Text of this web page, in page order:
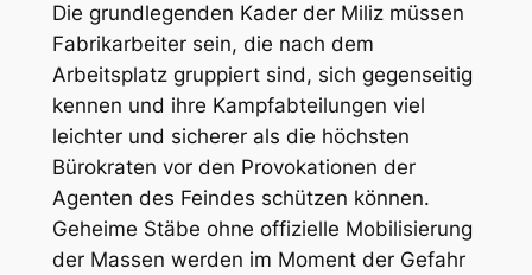
Die grundlegenden Kader der Miliz müssen
Fabrikarbeiter sein, die nach dem
Arbeitsplatz gruppiert sind, sich gegenseitig
kennen und ihre Kampfabteilungen viel
leichter und sicherer als die höchsten
Bürokraten vor den Provokationen der
Agenten des Feindes schützen können.
Geheime Stäbe ohne offizielle Mobilisierung
der Massen werden im Moment der Gefahr